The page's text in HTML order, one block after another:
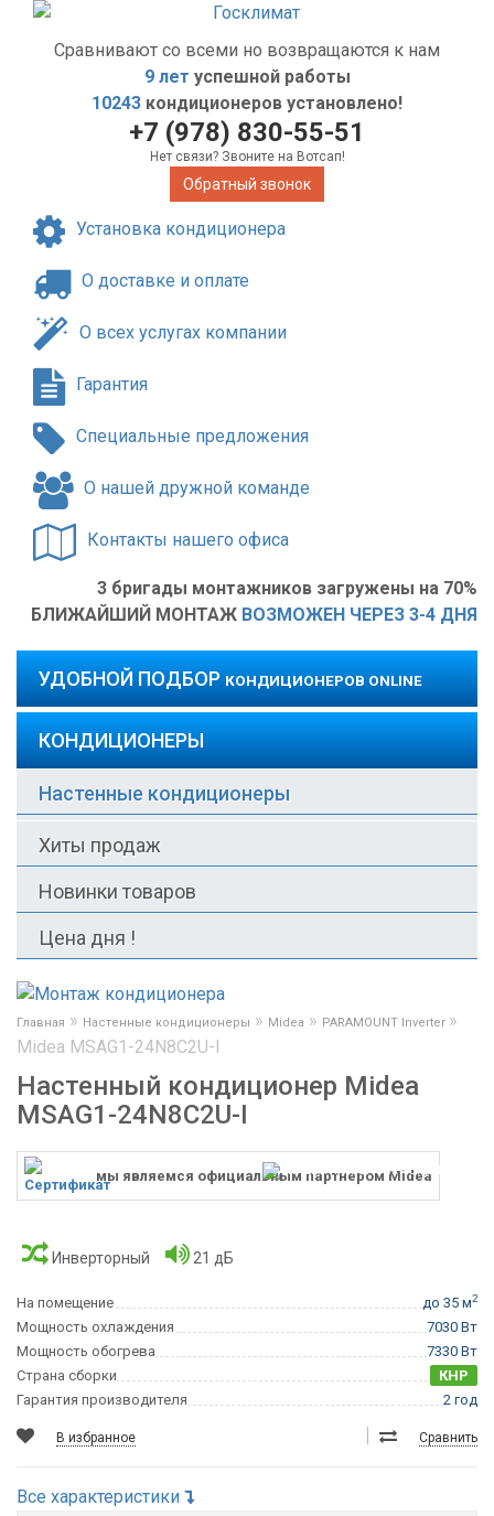
Сравнивают со всеми но возвращаются к нам
9 лет успешной работы
10243 кондиционеров установлено!
+7 (978) 830-55-51
Нет связи? Звоните на Вотсап!
Обратный звонок
Установка кондиционера
О доставке и оплате
О всех услугах компании
Гарантия
Специальные предложения
О нашей дружной команде
Контакты нашего офиса
3 бригады монтажников загружены на 70%
БЛИЖАЙШИЙ МОНТАЖ ВОЗМОЖЕН ЧЕРЕЗ 3-4 ДНЯ
УДОБНОЙ ПОДБОР КОНДИЦИОНЕРОВ ONLINE
КОНДИЦИОНЕРЫ
Настенные кондиционеры
Хиты продаж
Новинки товаров
Цена дня !
Главная » Настенные кондиционеры » Midea » PARAMOUNT Inverter »
Midea MSAG1-24N8C2U-I
Настенный кондиционер Midea
MSAG1-24N8C2U-I
мы являемся официальным партнером Midea
Инверторный 21 дБ
На помещение до 35 м2
Мощность охлаждения
7030 Вт
Мощность обогрева
7330 Вт
Страна сборки
КНР
Гарантия производителя
2 год
В избранное Сравнить
Все характеристики